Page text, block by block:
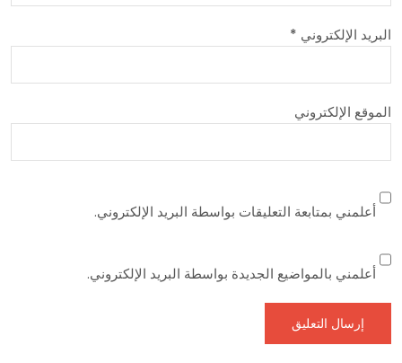
البريد الإلكتروني *
الموقع الإلكتروني
أعلمني بمتابعة التعليقات بواسطة البريد الإلكتروني.
أعلمني بالمواضيع الجديدة بواسطة البريد الإلكتروني.